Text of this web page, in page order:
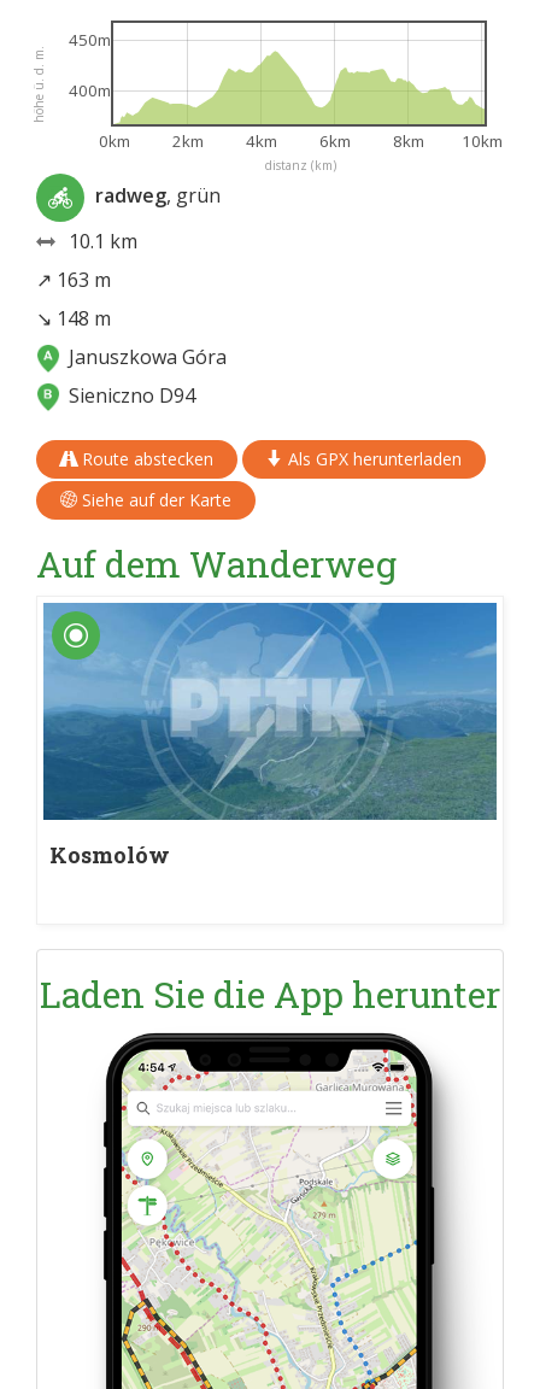
distanz (km)
höhe ü. d. m.
0km 2km 4km 6km 8km 10km
400m
450m
radweg, grün
10.1 km
↗ 163 m
↘ 148 m
Januszkowa Góra
Sieniczno D94
Route abstecken
Als GPX herunterladen
Siehe auf der Karte
Auf dem Wanderweg
Kosmolów
Laden Sie die App herunter